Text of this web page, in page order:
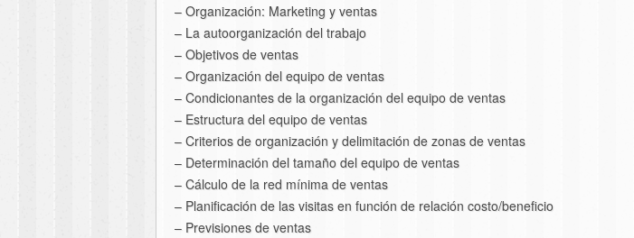
– Organización: Marketing y ventas
– La autoorganización del trabajo
– Objetivos de ventas
– Organización del equipo de ventas
– Condicionantes de la organización del equipo de ventas
– Estructura del equipo de ventas
– Criterios de organización y delimitación de zonas de ventas
– Determinación del tamaño del equipo de ventas
– Cálculo de la red mínima de ventas
– Planificación de las visitas en función de relación costo/beneficio
– Previsiones de ventas